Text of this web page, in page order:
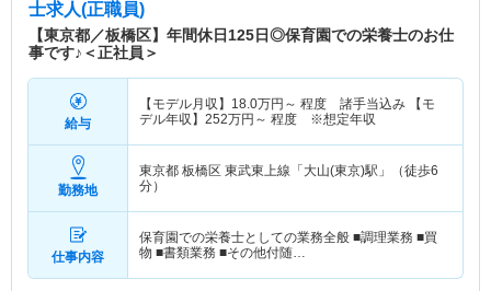
士求人(正職員)
【東京都／板橋区】年間休日125日◎保育園での栄養士のお仕
事です♪＜正社員＞
給与
【モデル月収】 18.0万円～ 程度 諸手当込み 【モ
デル年収】 252万円～ 程度 ※想定年収
勤務地
東京都 板橋区 東武東上線「大山(東京)駅」（徒歩6
分）
仕事内容
保育園での栄養士としての業務全般 ■調理業務 ■買
物 ■書類業務 ■その他付随…